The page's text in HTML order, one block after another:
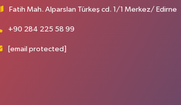
Fatih Mah. Alparslan Türkeş cd. 1/1 Merkez/ Edirne
+90 284 225 58 99
[email protected]